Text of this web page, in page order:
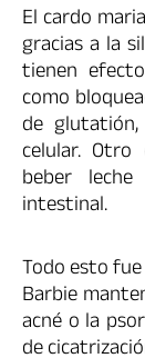
El cardo
gracias a la
tienen
como
de
celular.
beber
intestinal.
Todo esto
Barbie
acné o la
de